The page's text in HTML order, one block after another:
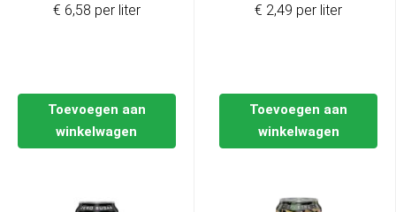
Toevoegen aan
winkelwagen
€ 6,58 per liter
Toevoegen aan
winkelwagen
€ 2,49 per liter